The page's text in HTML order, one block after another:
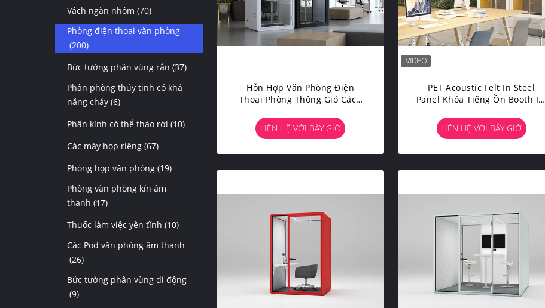
Vách ngăn nhôm (70)
Phòng điện thoại văn phòng
(200)
Bức tường phân vùng rắn (37)
Phân phòng thủy tinh có khả
năng cháy (6)
Phân kính có thể tháo rời (10)
Các máy họp riêng (67)
Phòng họp văn phòng (19)
Phòng văn phòng kín âm
thanh (17)
Thuốc làm việc yên tĩnh (10)
Các Pod văn phòng âm thanh
(26)
Bức tường phân vùng di động
(9)
Hỗn Hợp Văn Phòng Điện
Thoại Phòng Thông Gió Cách
LIÊN HỆ VỚI BÂY GIỜ
PET Acoustic Felt In Steel
Panel Khóa Tiếng Ồn Booth Im
Thanh
LIÊN HỆ VỚI BÂY GIỜ